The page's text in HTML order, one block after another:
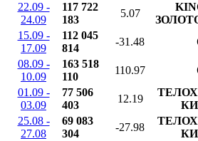
22.09 -
24.09
117 722
183
5.07
15.09 -
17.09
112 045
814
-31.48
08.09 -
10.09
163 518
110
110.97
01.09 -
03.09
77 506
403
12.19
25.08 -
27.08
69 083
304
-27.98